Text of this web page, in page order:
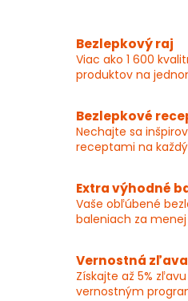
Bezlepkový raj
Viac ako 1 600
produktov na
Bezlepkové
Nechajte sa
receptami na
Extra výhodné
Vaše obľúbené
baleniach za
Vernostná zľava
Získajte až 5%
vernostným